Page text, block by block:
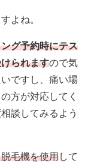
よね。
グ予約時にテス
られますので気
ですし、痛い場
方が対応してく
談してみるよう
毛機を使用して